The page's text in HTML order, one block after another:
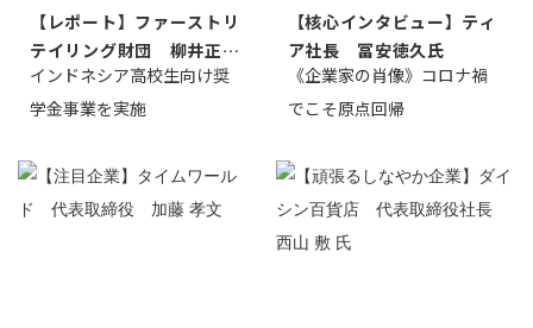
【レポート】ファーストリ
テイリング財団 柳井正
理事長
インドネシア高校生向け奨
学金事業を実施
【核心インタビュー】ティ
ア社長 冨安徳久氏
《企業家の肖像》コロナ禍
でこそ原点回帰